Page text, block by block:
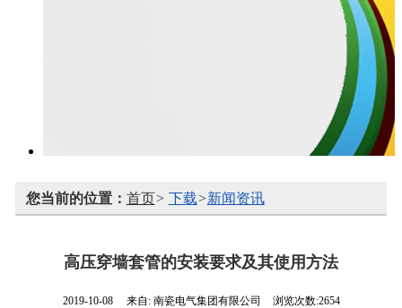
您当前的位置： 首页> 下载>新闻资讯
高压穿墙套管的安装要求及其使用方法
2019-10-08 来自: 南瓷电气集团有限公司 浏览次数:2654